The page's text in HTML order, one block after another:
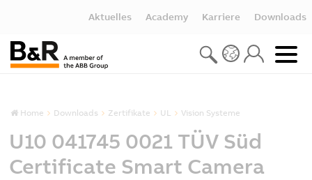
Aktuelles Academy Karriere Downloads
Home Downloads Zertifikate UL Vision Systeme
U10 041745 0021 TÜV Süd
Certificate Smart Camera